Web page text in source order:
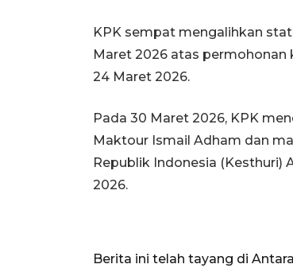
KPK sempat mengalihkan
Maret 2026 atas permohonan
24 Maret 2026.
Pada 30 Maret 2026, KPK
Maktour Ismail Adham dan
Republik Indonesia (Kesthuri)
2026.
Berita ini telah tayang di